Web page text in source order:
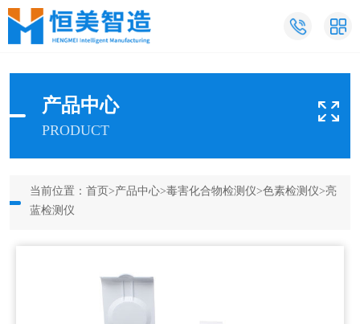
产品中心
PRODUCT
当前位置： 首页 >产品中心>毒害化合物检测仪>色素检测仪>亮
蓝检测仪